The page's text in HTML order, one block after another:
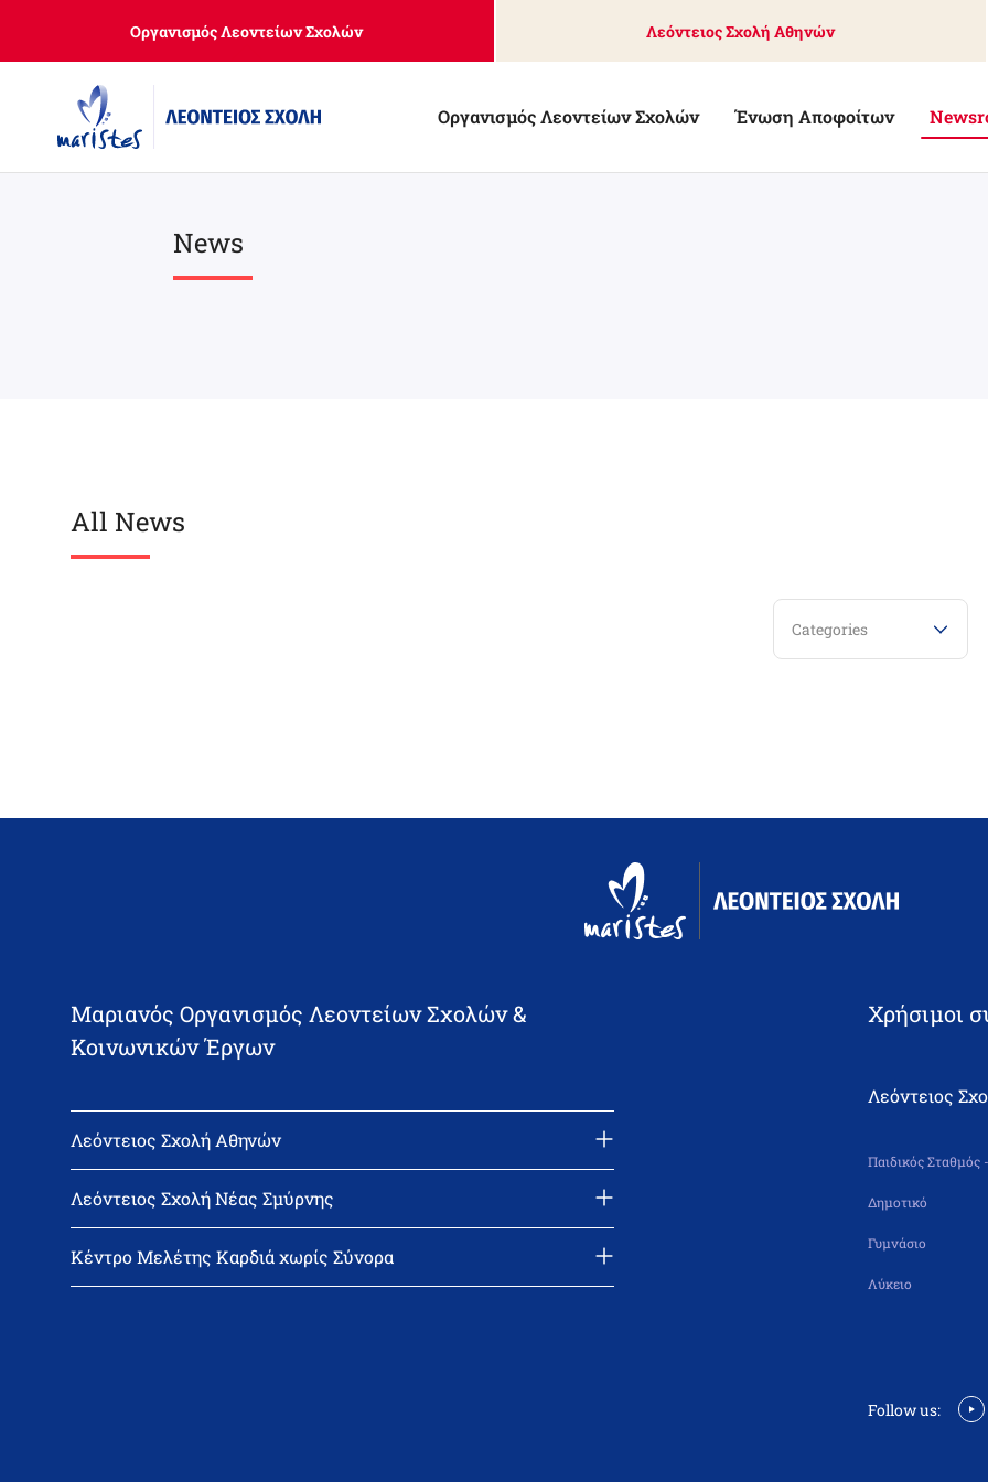
main
Οργανισμός Λεοντείων Σχολών Λεόντειος Σχολή Αθηνών
Οργανισμός Λεοντείων Σχολών Ένωση Αποφοίτων
News
All News
Categories
Μαριανός Οργανισμός Λεοντείων Σχολών &
Κοινωνικών Έργων
Λεόντειος Σχολή Αθηνών
email: l_leonin@leonteiosedu.gr
Λεόντειος Σχολή Νέας Σμύρνης
email: info@leonteiosns.gr
Κέντρο Μελέτης Καρδιά χωρίς Σύνορα
Χρήσιμοι
Λεόντειος
Παιδικός Σταθμός
Δημοτικό
Γυμνάσιο
Λύκειο
Follow us: